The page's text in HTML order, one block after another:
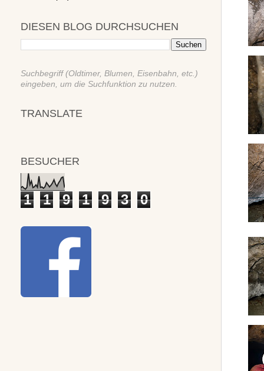
DIESEN BLOG DURCHSUCHEN
Suchbegriff (Oldtimer, Blumen, Eisenbahn, etc.)
eingeben, um die Suchfunktion zu nutzen.
TRANSLATE
BESUCHER
1 1 9 1 9 3 0